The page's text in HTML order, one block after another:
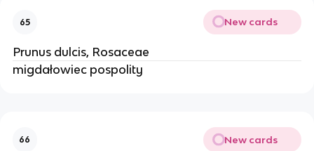
65 New cards
Prunus dulcis, Rosaceae
migdałowiec pospolity
66 New cards